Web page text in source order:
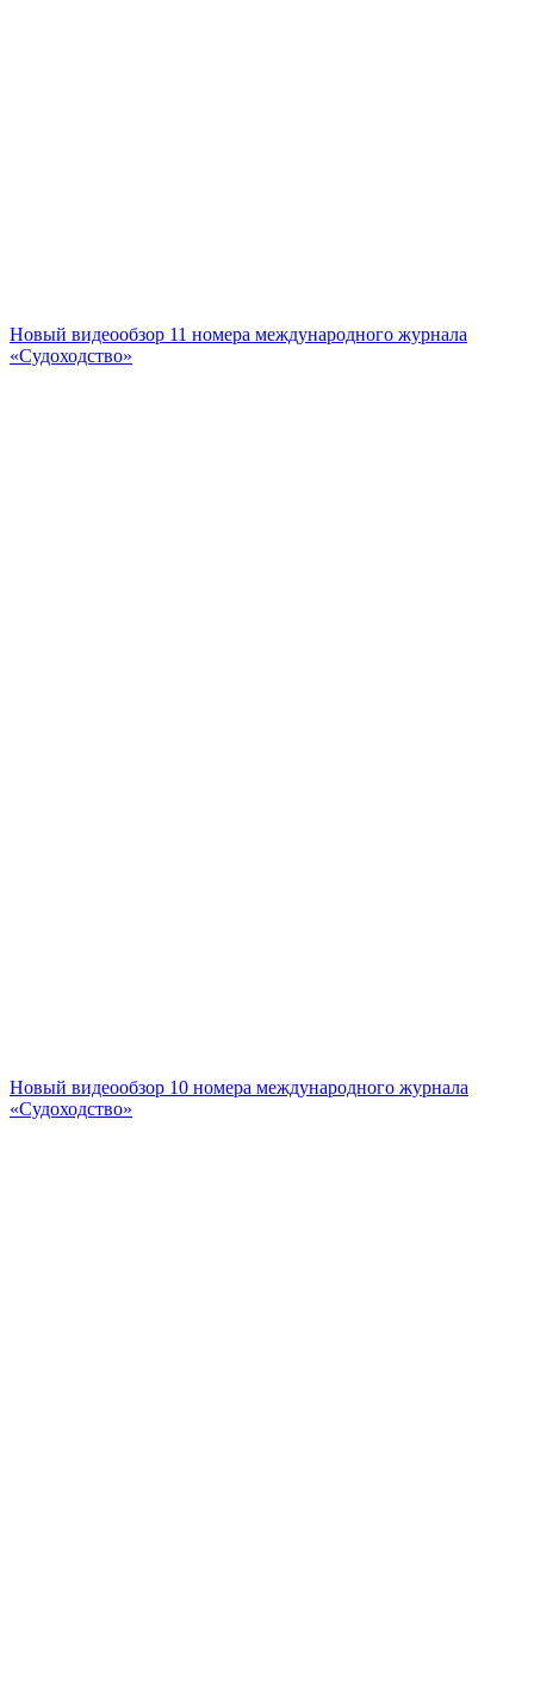
Новый видеообзор 11 номера международного журнала
«Судоходство»
Новый видеообзор 10 номера международного журнала
«Судоходство»